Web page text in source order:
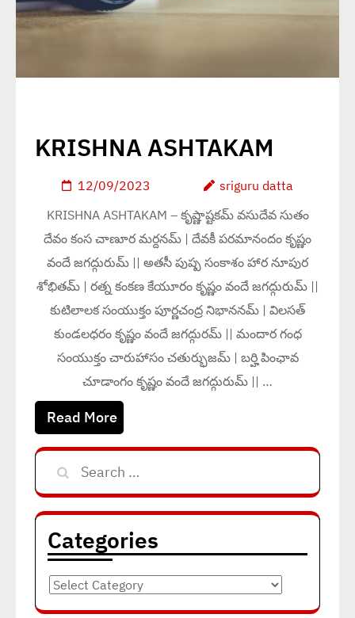
KRISHNA ASHTAKAM
12/09/2023
sriguru datta
KRISHNA ASHTAKAM – కృష్ణాష్టకమ్ వసుదేవ సుతం
దేవం కంస చాణూర మర్దనమ్ | దేవకీ పరమానందం కృష్ణం
వందే జగద్గురుమ్ || అతసీ పుష్ప సంకాశం హార నూపుర
శోభితమ్ | రత్న కంకణ కేయూరం కృష్ణం వందే జగద్గురుమ్ ||
కుటిలాలక సంయుక్తం పూర్ణచంద్ర నిభాననమ్ | విలసత్
కుండలధరం కృష్ణం వందే జగద్గురమ్ || మందార గంధ
సంయుక్తం చారుహాసం చతుర్భుజమ్ | బర్హి పింఛావ
చూడాంగం కృష్ణం వందే జగద్గురుమ్ || …
Read More
Search
for:
Categories
Categories